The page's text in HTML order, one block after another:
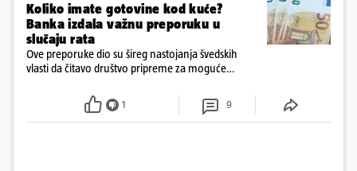
Koliko imate gotovine kod kuće?
Banka izdala važnu preporuku u
slučaju rata
Ove preporuke dio su šireg nastojanja švedskih
vlasti da čitavo društvo pripreme za moguće
1 9